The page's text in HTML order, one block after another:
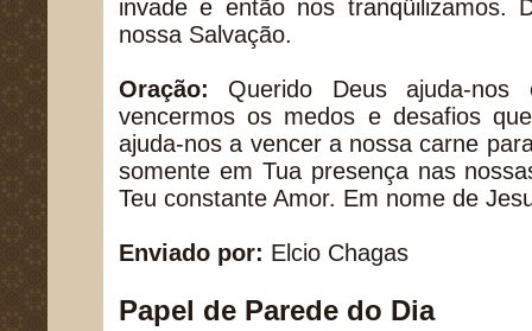
invade e então nos tranqüilizamos.
nossa Salvação.
Oração: Querido Deus ajuda-
vencermos os medos e desafios
ajuda-nos a vencer a nossa carne
somente em Tua presença nas
Teu constante Amor. Em nome de
Enviado por: Elcio Chagas
Papel de Parede do Dia